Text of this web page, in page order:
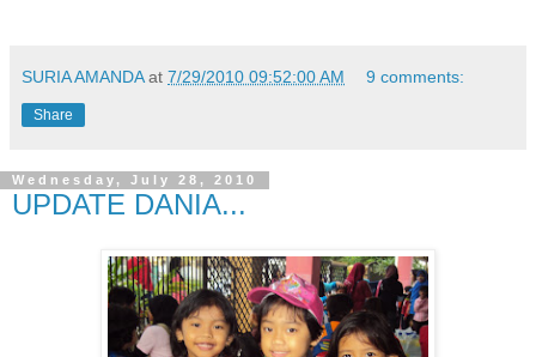
SURIA AMANDA at 7/29/2010 09:52:00 AM 9 comments:
Share
Wednesday, July 28, 2010
UPDATE DANIA...